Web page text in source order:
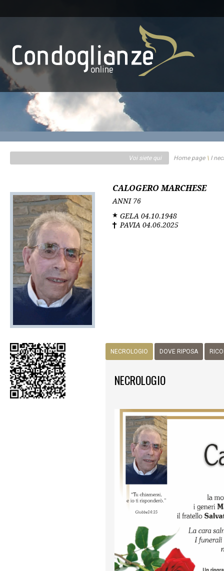
Voi siete qui Home page\ I
CALOGERO MARCHESE
ANNI 76
GELA 04.10.1948
PAVIA 04.06.2025
NECROLOGIO DOVE RIPOSA
NECROLOGIO